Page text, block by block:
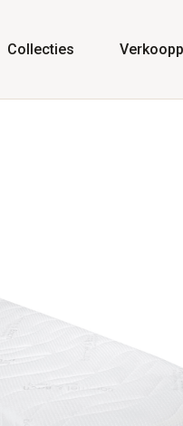
Collecties